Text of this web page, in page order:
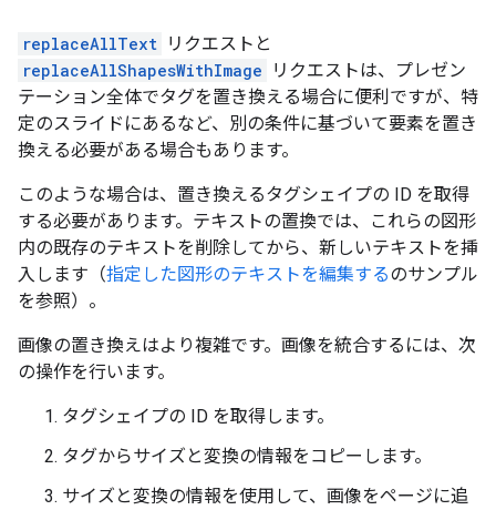
replaceAllText リクエストと
replaceAllShapesWithImage
リクエストは、プレゼン
テーション全体でタグを置き換える場合に便利ですが、特
定のスライドにあるなど、別の条件に基づいて要素を置き
換える必要がある場合もあります。
このような場合は、置き換えるタグシェイプの ID を取得
する必要があります。テキストの置換では、これらの図形
内の既存のテキストを削除してから、新しいテキストを挿
入します（指定した図形のテキストを編集するのサンプル
を参照）。
画像の置き換えはより複雑です。画像を統合するには、次
の操作を行います。
タグシェイプの ID を取得します。
タグからサイズと変換の情報をコピーします。
サイズと変換の情報を使用して、画像をページに追